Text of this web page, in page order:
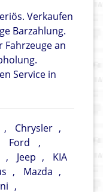
Verkaufen
Barzahlung.
an
Service in
, Chrysler ,
Ford
,
, Jeep ,
KIA
, Mazda ,
,